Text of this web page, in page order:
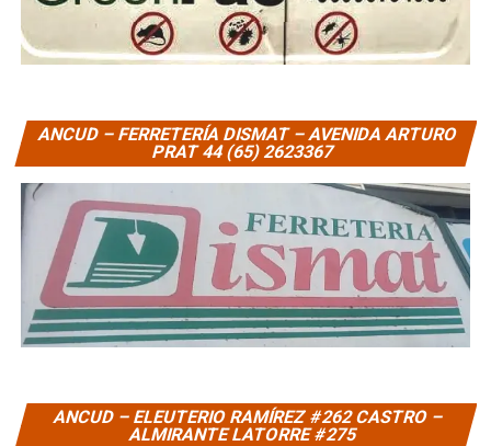
ANCUD – FERRETERÍA DISMAT – AVENIDA ARTURO
PRAT 44 (65) 2623367
ANCUD – ELEUTERIO RAMÍREZ #262 CASTRO –
ALMIRANTE LATORRE #275